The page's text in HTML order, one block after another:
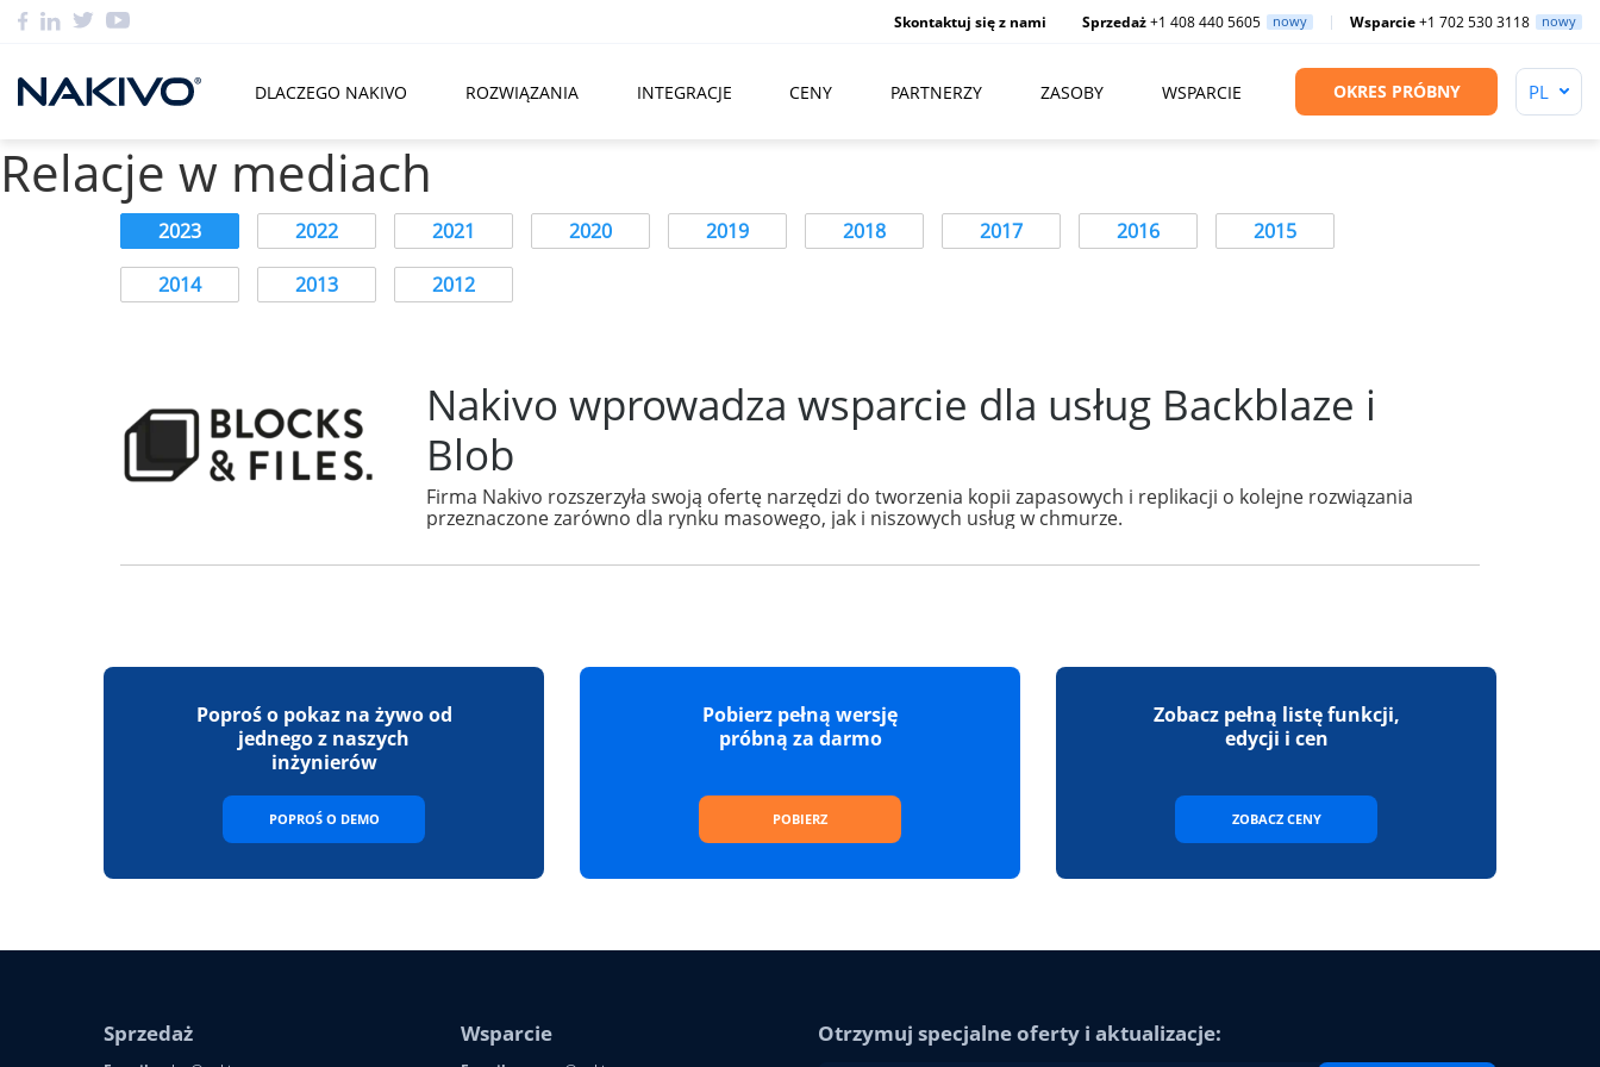
Skontaktuj się z nami Sprzedaż+1 408 440 5605 nowy Wsparcie+1 702 530 3118 nowy
DLACZEGO NAKIVO ROZWIĄZANIA INTEGRACJE CENY PARTNERZY ZASOBY WSPARCIE OKRES PRÓBNY
Relacje w mediach
2023 2022 2021 2020 2019 2018 2017 2016 2015
2014 2013 2012
Nakivo wprowadza wsparcie dla usług Backblaze i
Blob
Firma Nakivo rozszerzyła swoją ofertę narzędzi do tworzenia kopii zapasowych i replikacji o kolejne rozwiązania
przeznaczone zarówno dla rynku masowego, jak i niszowych usług w chmurze.
Poproś o pokaz na żywo od
jednego z naszych
inżynierów
POPROŚ O DEMO
Pobierz pełną wersję
próbną za darmo
POBIERZ
Zobacz pełną listę funkcji,
edycji i cen
ZOBACZ CENY
Sprzedaż Wsparcie Otrzymuj specjalne oferty i aktualizacje: